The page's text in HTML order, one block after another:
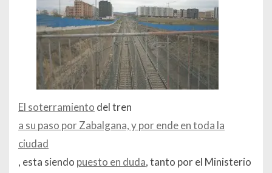
El soterramiento del tren
a su paso por Zabalgana, y por ende en toda la
ciudad
, esta siendo puesto en duda, tanto por el Ministerio